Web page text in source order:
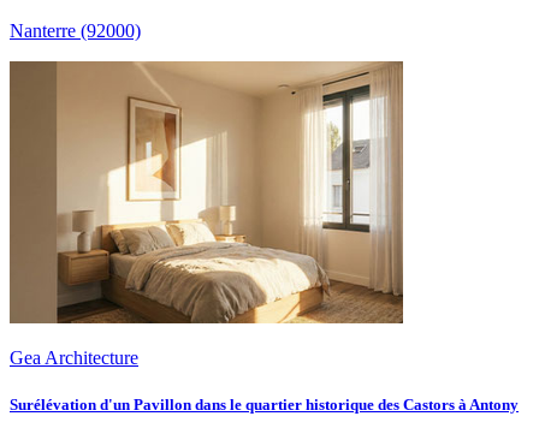
Nanterre (92000)
Gea Architecture
Surélévation d'un Pavillon dans le quartier historique des Castors à Antony